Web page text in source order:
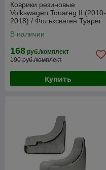
Коврики резиновые
Volkswagen Touareg II (2010-
2018) / Фольксваген Туарег
В наличии
168 руб./комплект
190 руб./комплект
Купить